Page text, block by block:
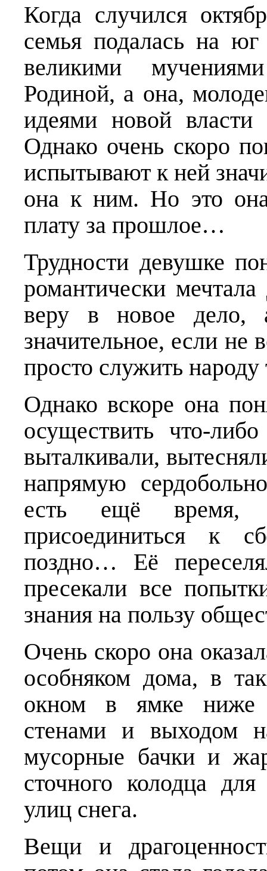
Когда случился
семья подалась на
великими
Родиной, а она,
идеями новой
Однако очень скоро
испытывают к ней
она к ним. Но это
плату за прошлое…
Трудности девушке
романтически
веру в новое дело,
значитель­ное, если не
просто служить
Однако вскоре она
осуществить что-
выталкивали,
напрямую
есть ещё
присоединиться к
поздно… Её
пресекали все
знания на пользу
Очень скоро она
особняком дома, в
окном в ямке ниже
стенами и выходом
мусорные бачки и
сточного колодца
улиц снега.
Вещи и